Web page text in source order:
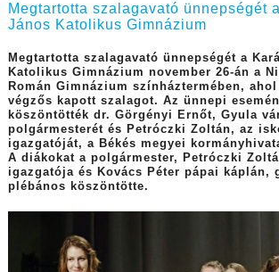
Megtartotta szalagavató ünnepségét
János Katolikus Gimnázium
Megtartotta szalagavató ünnepségét a
Katolikus Gimnázium november 26-án a
Román Gimnázium színháztermében,
végzős kapott szalagot. Az ünnepi
köszöntötték dr. Görgényi Ernőt, Gyula
polgármesterét és Petróczki Zoltán, az
igazgatóját, a Békés megyei
A diákokat a polgármester, Petróczki
igazgatója és Kovács Péter pápai káplán,
plébános köszöntötte.